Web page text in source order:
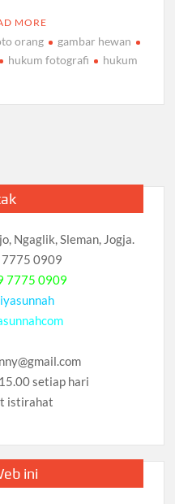
MORE
orang
gambar hewan
hukum fotografi
hukum
Ngaglik, Sleman, Jogja.
0909
7775 0909
setiap hari
istirahat
ini